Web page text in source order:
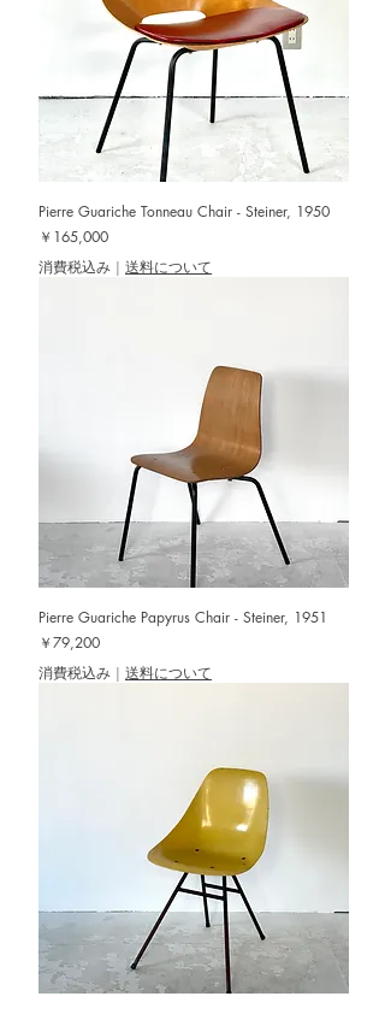
Pierre Guariche Tonneau Chair - Steiner, 1950
価格
￥165,000
消費税込み | 送料について
Pierre Guariche Papyrus Chair - Steiner, 1951
価格
￥79,200
消費税込み | 送料について